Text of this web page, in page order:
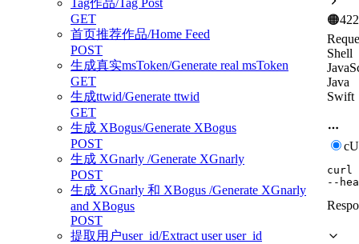
Tag作品/Tag Post
GET
首页推荐作品/Home Feed
POST
生成真实msToken/Generate real msToken
GET
生成ttwid/Generate ttwid
GET
生成 XBogus/Generate XBogus
POST
生成 XGnarly /Generate XGnarly
POST
生成 XGnarly 和 XBogus /Generate XGnarly
and XBogus
POST
提取用户user_id/Extract user user_id
🟠422
Shell
Java
Swift
curl
--